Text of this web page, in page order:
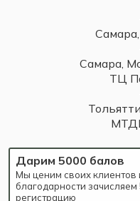
Самара,
ТЦ
Дарим 5000 балов
Мы ценим своих клиентов
благодарности зачисляем
регистрацию